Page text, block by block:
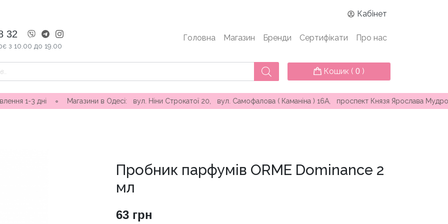
Кабінет
32
з 10.00 до 19.00
Головна Магазин Бренди Сертифікати Про нас
Кошик ( 0 )
∘ Магазини в Одесі: вул. Ніни Строкатої 20, вул. Самофалова ( Каманіна ) 16А, проспект Князя Ярослава Мудрого 25,
Пробник парфумів ORME Dominance 2
мл
63 грн